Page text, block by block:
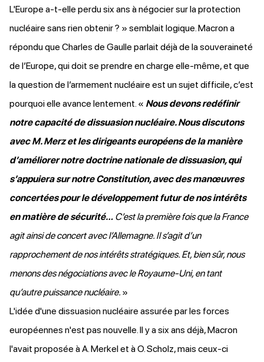
L'Europe a-t-elle perdu six ans à négocier sur la protection
nucléaire sans rien obtenir ? » semblait logique. Macron a
répondu que Charles de Gaulle parlait déjà de la souveraineté
de l’Europe, qui doit se prendre en charge elle-même, et que
la question de l’armement nucléaire est un sujet difficile, c’est
pourquoi elle avance lentement. « Nous devons redéfinir
notre capacité de dissuasion nucléaire. Nous discutons
avec M. Merz et les dirigeants européens de la manière
d’améliorer notre doctrine nationale de dissuasion, qui
s’appuiera sur notre Constitution, avec des manœuvres
concertées pour le développement futur de nos intérêts
en matière de sécurité… C’est la première fois que la France
agit ainsi de concert avec l’Allemagne. Il s’agit d’un
rapprochement de nos intérêts stratégiques. Et, bien sûr, nous
menons des négociations avec le Royaume-Uni, en tant
qu’autre puissance nucléaire. »
L'idée d'une dissuasion nucléaire assurée par les forces
européennes n'est pas nouvelle. Il y a six ans déjà, Macron
l'avait proposée à A. Merkel et à O. Scholz, mais ceux-ci